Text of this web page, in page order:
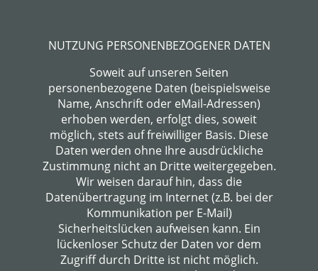
NUTZUNG PERSONENBEZOGENER DATEN
Soweit auf unseren Seiten
personenbezogene Daten (beispielsweise
Name, Anschrift oder eMail-Adressen)
erhoben werden, erfolgt dies, soweit
möglich, stets auf freiwilliger Basis. Diese
Daten werden ohne Ihre ausdrückliche
Zustimmung nicht an Dritte weitergegeben.
Wir weisen darauf hin, dass die
Datenübertragung im Internet (z.B. bei der
Kommunikation per E-Mail)
Sicherheitslücken aufweisen kann. Ein
lückenloser Schutz der Daten vor dem
Zugriff durch Dritte ist nicht möglich.